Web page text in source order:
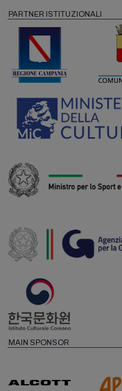
PARTNER ISTITUZIONALI
MAIN SPONSOR